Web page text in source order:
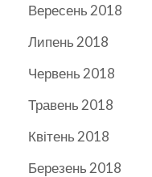
Вересень 2018
Липень 2018
Червень 2018
Травень 2018
Квітень 2018
Березень 2018